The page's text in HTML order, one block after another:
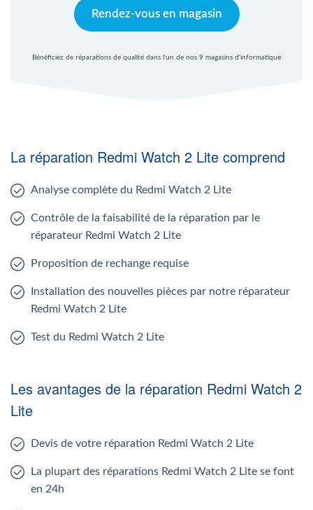
Rendez-vous en magasin
Bénéficiez de réparations de qualité dans l'un de nos 9 magasins d'informatique
La réparation Redmi Watch 2 Lite comprend
Analyse complète du Redmi Watch 2 Lite
Contrôle de la faisabilité de la réparation par le
réparateur Redmi Watch 2 Lite
Proposition de rechange requise
Installation des nouvelles pièces par notre réparateur
Redmi Watch 2 Lite
Test du Redmi Watch 2 Lite
Les avantages de la réparation Redmi Watch 2
Lite
Devis de votre réparation Redmi Watch 2 Lite
La plupart des réparations Redmi Watch 2 Lite se font
en 24h